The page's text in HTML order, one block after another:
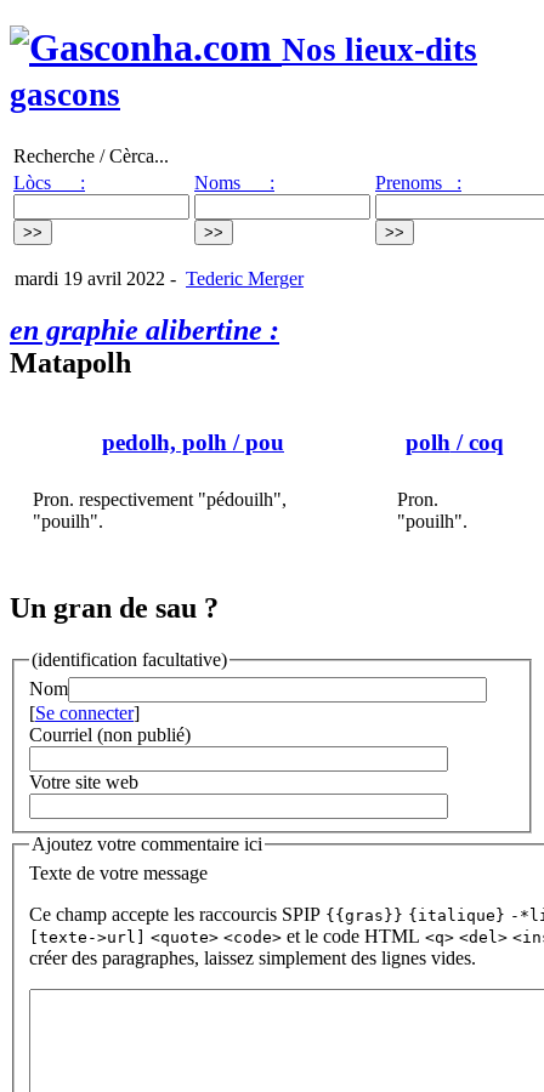
Nos lieux-dits
gascons
Recherche / Cèrca...
Lòcs :
Noms : Prenoms :
mardi 19 avril 2022 - Tederic Merger
en graphie alibertine :
Matapolh
pedolh, polh / pou
Pron. respectivement "pédouilh",
"pouilh".
polh/ coq
Pron.
"pouilh".
Un gran de sau ?
(identification facultative)
Nom
[Se connecter]
Courriel (non publié)
Votre site web
Ajoutez votre commentaire ici
Texte de votre message
Ce champ accepte les raccourcis SPIP {{gras}} {italique} -
[texte->url] <quote> <code> et le code HTML <q> <del>
créer des paragraphes, laissez simplement des lignes vides.